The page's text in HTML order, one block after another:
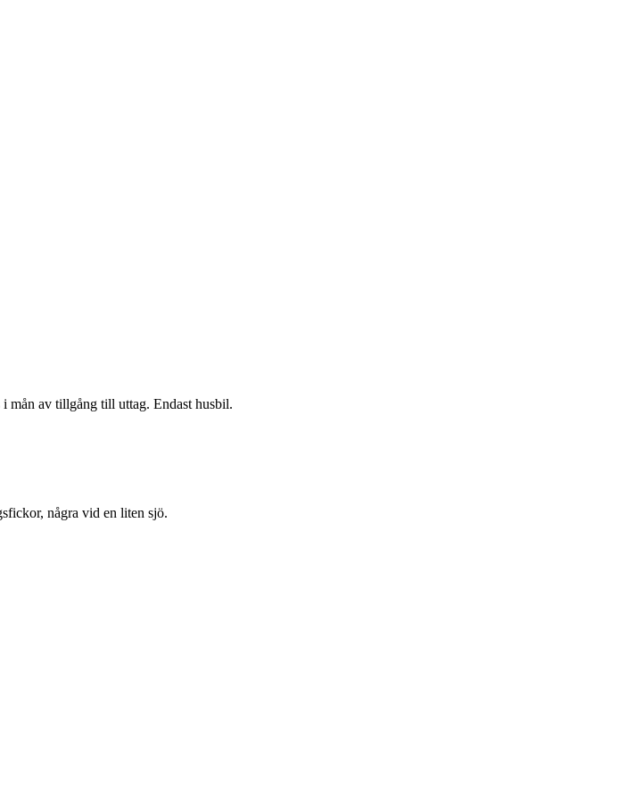
mån av tillgång till uttag. Endast husbil.
några vid en liten sjö.